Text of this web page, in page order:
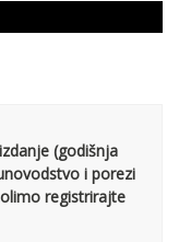
(godišnja
i porezi
registrirajte